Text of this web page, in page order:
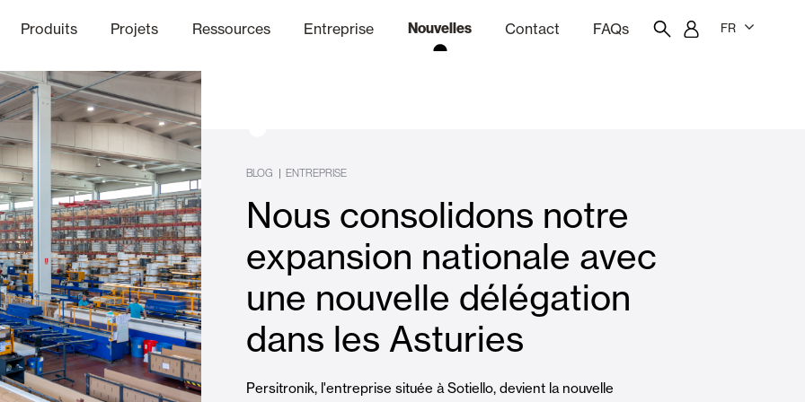
Produits Projets
Bureaux Logements
Ressources
Finitions
Entreprise
Éthique
Nouvelles Contact FAQs FR
BLOG | ENTREPRISE
Nous consolidons notre
expansion nationale avec
une nouvelle délégation
dans les Asturies
Persitronik, l'entreprise située à Sotiello, devient la nouvelle